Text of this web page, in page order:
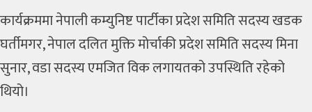
कार्यक्रममा नेपाली कम्युनिष्ट पार्टीका प्रदेश समिति सदस्यखडक
घर्तीमगर, नेपाल दलित मुक्ति मोर्चाकी प्रदेश समिति सदस्यमिना
सुनार, वडा सदस्यएमजित विकलगायतको उपस्थिति रहेको
थियो।